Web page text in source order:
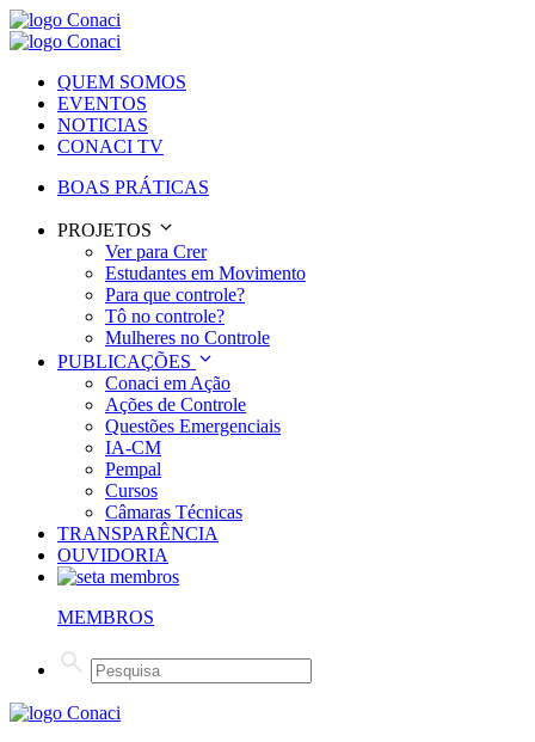
QUEM SOMOS
EVENTOS
NOTICIAS
CONACI TV
BOAS PRÁTICAS
PROJETOS
Ver para Crer
Estudantes em Movimento
Para que controle?
Tô no controle?
Mulheres no Controle
PUBLICAÇÕES
Conaci em Ação
Ações de Controle
Questões Emergenciais
IA-CM
Pempal
Cursos
Câmaras Técnicas
TRANSPARÊNCIA
OUVIDORIA
MEMBROS